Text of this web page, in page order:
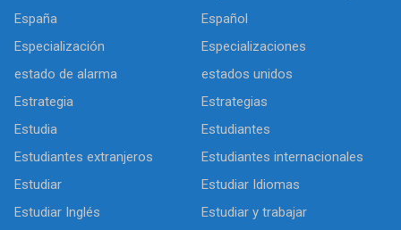
España
Español
Especialización
Especializaciones
estado de alarma
estados unidos
Estrategia
Estrategias
Estudia
Estudiantes
Estudiantes extranjeros
Estudiantes internacionales
Estudiar
Estudiar Idiomas
Estudiar Inglés
Estudiar y trabajar